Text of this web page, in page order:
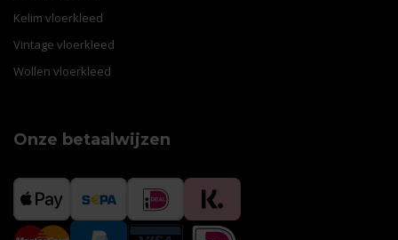
Kelim vloerkleed
Vintage vloerkleed
Wollen vloerkleed
Onze betaalwijzen